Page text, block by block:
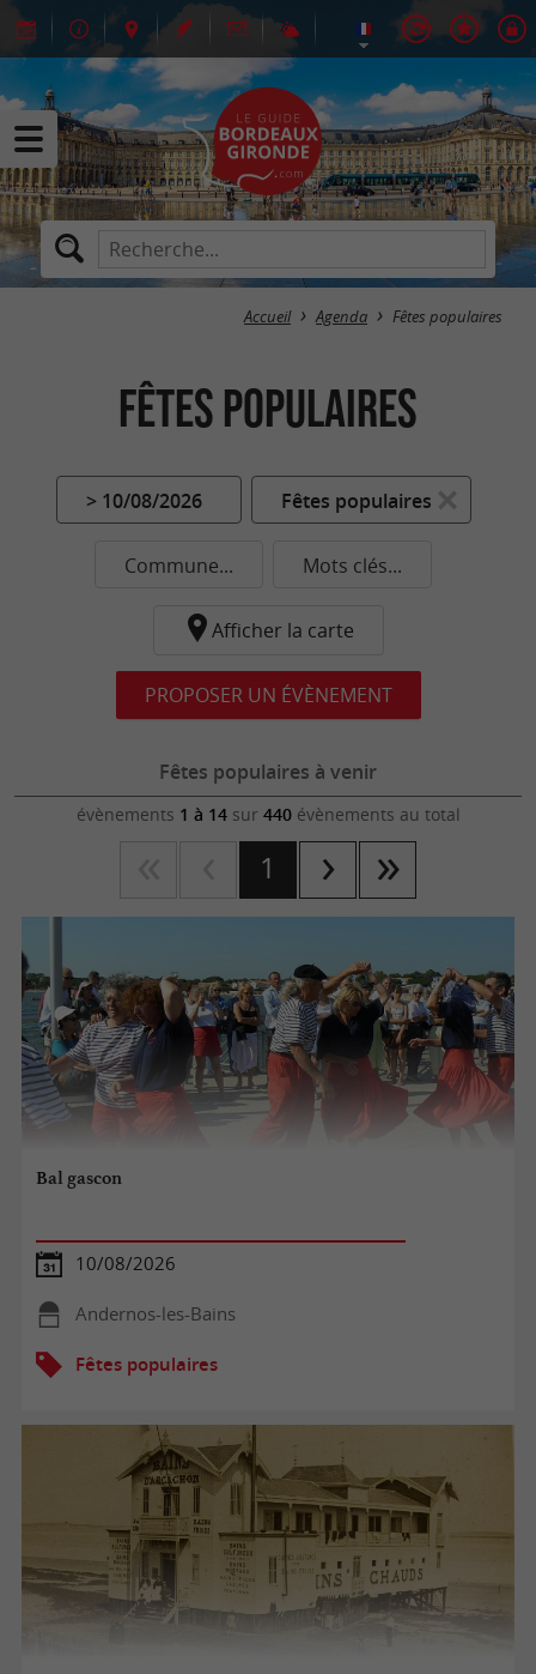
Accueil Agenda Fêtes populaires
Fêtes populaires
> 10/08/2026 Fêtes populaires
Commune... Mots clés...
Afficher la carte
PROPOSER UN ÉVÈNEMENT
Fêtes populaires à venir
évènements 1 à 14sur 440évènements au total
1
Bal gascon
10/08/2026
Andernos-les-Bains
Fêtes populaires